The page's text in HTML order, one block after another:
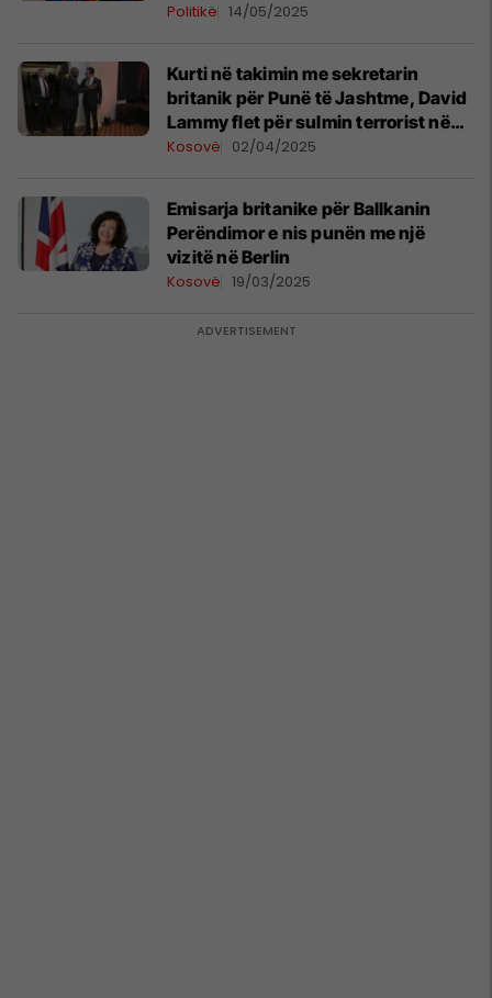
Politikë 14/05/2025
Kurti në takimin me sekretarin
britanik për Punë të Jashtme, David
Lammy flet për sulmin terrorist në
Banjskë: Milan Radoiçiq duhet të
Kosovë 02/04/2025
Emisarja britanike për Ballkanin
Perëndimor e nis punën me një
vizitë në Berlin
Kosovë 19/03/2025